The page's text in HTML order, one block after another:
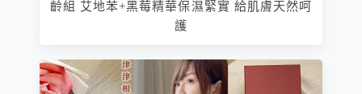
齡組 艾地苯+黑莓精華保濕緊實 給肌膚天然呵
護